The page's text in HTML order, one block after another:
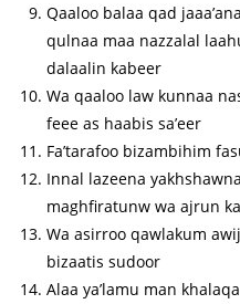
Qaaloo balaa qad
qulnaa maa nazzalal
dalaalin kabeer
Wa qaaloo law kunnaa
feee as haabis sa’eer
Fa’tarafoo bizambihim
Innal lazeena
maghfiratunw wa ajrun
Wa asirroo qawlakum
bizaatis sudoor
Alaa ya’lamu man